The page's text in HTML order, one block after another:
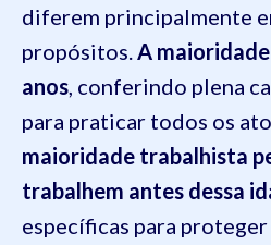
diferem principalmente
propósitos. A
anos , conferindo plena
para praticar todos os
maioridade trabalhista
trabalhem antes dessa
específicas para proteger